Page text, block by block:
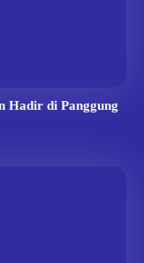
Hadir di Panggung